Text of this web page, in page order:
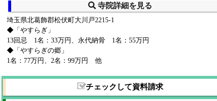
寺院詳細を見る
埼玉県北葛飾郡松伏町大川戸2215-1
◆「やすらぎ」
13回忌 1名：33万円、永代納骨 1名：55万円
◆「やすらぎの郷」
1名：77万円、2名：99万円 他
チェックして資料請求